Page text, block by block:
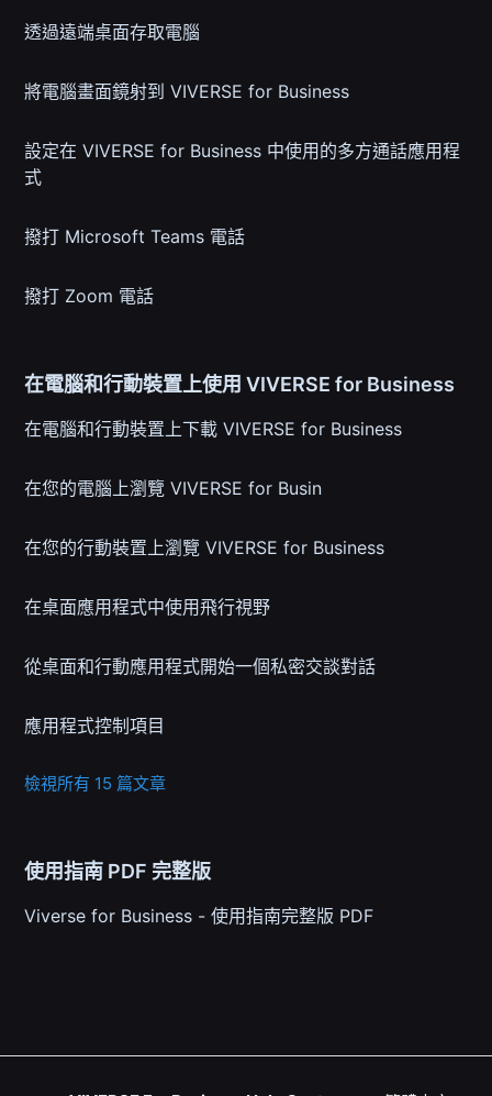
透過遠端桌面存取電腦
將電腦畫面鏡射到 VIVERSE for Business
設定在 VIVERSE for Business 中使用的多方通話應用程
式
撥打 Microsoft Teams 電話
撥打 Zoom 電話
在電腦和行動裝置上使用 VIVERSE for Business
在電腦和行動裝置上下載 VIVERSE for Business
在您的電腦上瀏覽 VIVERSE for Busin
在您的行動裝置上瀏覽 VIVERSE for Business
在桌面應用程式中使用飛行視野
從桌面和行動應用程式開始一個私密交談對話
應用程式控制項目
檢視所有 15 篇文章
使用指南 PDF 完整版
Viverse for Business - 使用指南完整版 PDF